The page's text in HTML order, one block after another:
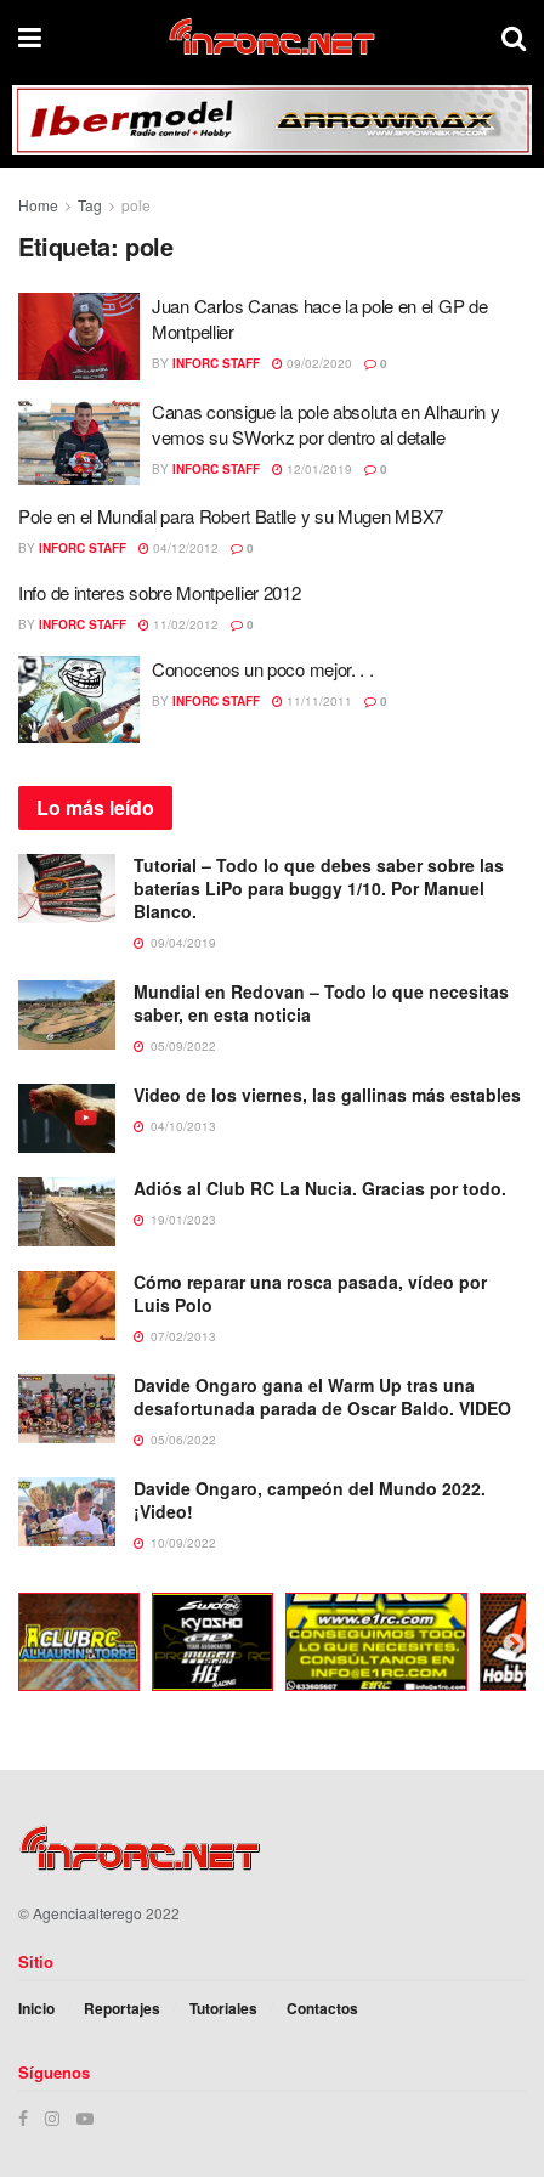
Home Tag pole
Etiqueta: pole
Juan Carlos Canas hace la pole en el GP de
Montpellier
BY INFORC STAFF 09/02/2020 0
Canas consigue la pole absoluta en Alhaurin y
vemos su SWorkz por dentro al detalle
BY INFORC STAFF 12/01/2019 0
Pole en el Mundial para Robert Batlle y su Mugen MBX7
BY INFORC STAFF 04/12/2012 0
Info de interes sobre Montpellier 2012
BY INFORC STAFF 11/02/2012 0
Conocenos un poco mejor. . .
BY INFORC STAFF 11/11/2011 0
Lo más leído
Tutorial – Todo lo que debes saber sobre las
baterías LiPo para buggy 1/10. Por Manuel
Blanco.
09/04/2019
Mundial en Redovan – Todo lo que necesitas
saber, en esta noticia
05/09/2022
Video de los viernes, las gallinas más estables
04/10/2013
Adiós al Club RC La Nucia. Gracias por todo.
19/01/2023
Cómo reparar una rosca pasada, vídeo por
Luis Polo
07/02/2013
Davide Ongaro gana el Warm Up tras una
desafortunada parada de Oscar Baldo. VIDEO
05/06/2022
Davide Ongaro, campeón del Mundo 2022.
¡Video!
10/09/2022
©Agenciaalterego 2022
Sitio
Inicio Reportajes Tutoriales Contactos
Síguenos